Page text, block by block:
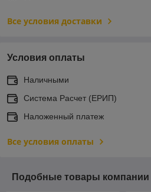
Все условия доставки
Условия оплаты
Наличными
Система Расчет (ЕРИП)
Наложенный платеж
Все условия оплаты
Подобные товары компании